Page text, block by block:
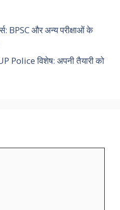
BPSC और अन्य परीक्षाओं के
Police विशेष: अपनी तैयारी को